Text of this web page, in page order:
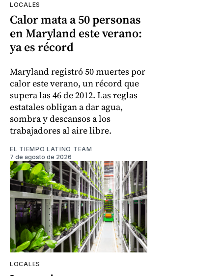
LOCALES
Calor mata a 50 personas
en Maryland este verano:
ya es récord
Maryland registró 50 muertes por
calor este verano, un récord que
supera las 46 de 2012. Las reglas
estatales obligan a dar agua,
sombra y descansos a los
trabajadores al aire libre.
EL TIEMPO LATINO TEAM
7 de agosto de 2026
LOCALES